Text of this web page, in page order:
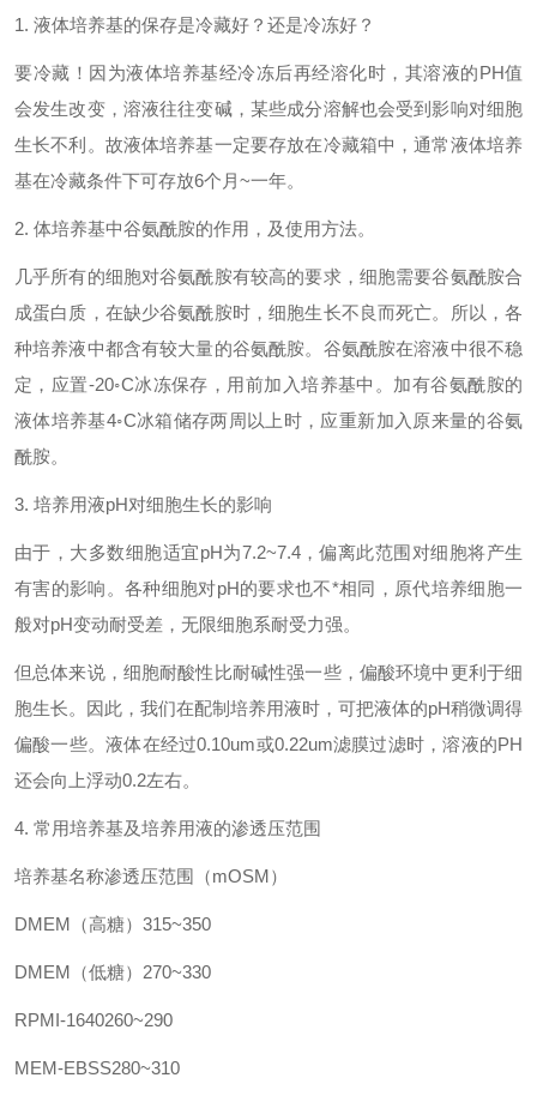
1. 液体培养基的保存是冷藏好？还是冷冻好？
要冷藏！因为液体培养基经冷冻后再经溶化时，其溶液的PH值
会发生改变，溶液往往变碱，某些成分溶解也会受到影响对细胞
生长不利。故液体培养基一定要存放在冷藏箱中，通常液体培养
基在冷藏条件下可存放6个月~一年。
2. 体培养基中谷氨酰胺的作用，及使用方法。
几乎所有的细胞对谷氨酰胺有较高的要求，细胞需要谷氨酰胺合
成蛋白质，在缺少谷氨酰胺时，细胞生长不良而死亡。所以，各
种培养液中都含有较大量的谷氨酰胺。谷氨酰胺在溶液中很不稳
定，应置-20◦C冰冻保存，用前加入培养基中。加有谷氨酰胺的
液体培养基4◦C冰箱储存两周以上时，应重新加入原来量的谷氨
酰胺。
3. 培养用液pH对细胞生长的影响
由于，大多数细胞适宜pH为7.2~7.4，偏离此范围对细胞将产生
有害的影响。各种细胞对pH的要求也不*相同，原代培养细胞一
般对pH变动耐受差，无限细胞系耐受力强。
但总体来说，细胞耐酸性比耐碱性强一些，偏酸环境中更利于细
胞生长。因此，我们在配制培养用液时，可把液体的pH稍微调得
偏酸一些。液体在经过0.10um或0.22um滤膜过滤时，溶液的PH
还会向上浮动0.2左右。
4. 常用培养基及培养用液的渗透压范围
培养基名称渗透压范围（mOSM）
DMEM（高糖）315~350
DMEM（低糖）270~330
RPMI-1640260~290
MEM-EBSS280~310